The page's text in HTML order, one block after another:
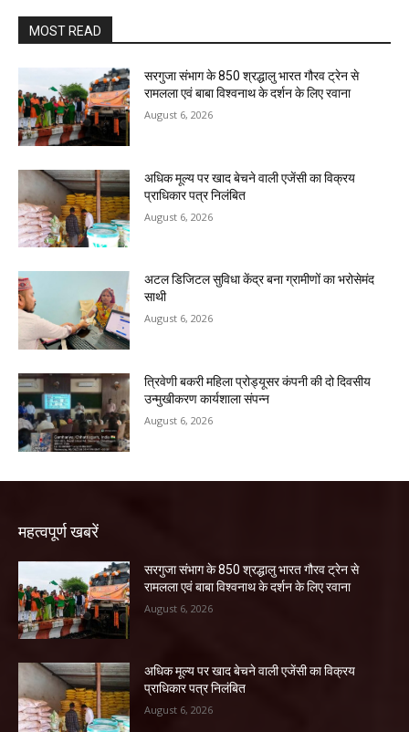
MOST READ
सरगुजा संभाग के 850 श्रद्धालु भारत गौरव ट्रेन से
रामलला एवं बाबा विश्वनाथ के दर्शन के लिए रवाना
August 6, 2026
अधिक मूल्य पर खाद बेचने वाली एजेंसी का विक्रय
प्राधिकार पत्र निलंबित
August 6, 2026
अटल डिजिटल सुविधा केंद्र बना ग्रामीणों का भरोसेमंद
साथी
August 6, 2026
त्रिवेणी बकरी महिला प्रोड्यूसर कंपनी की दो दिवसीय
उन्मुखीकरण कार्यशाला संपन्न
August 6, 2026
महत्वपूर्ण खबरें
सरगुजा संभाग के 850 श्रद्धालु भारत गौरव ट्रेन से
रामलला एवं बाबा विश्वनाथ के दर्शन के लिए रवाना
August 6, 2026
अधिक मूल्य पर खाद बेचने वाली एजेंसी का विक्रय
प्राधिकार पत्र निलंबित
August 6, 2026